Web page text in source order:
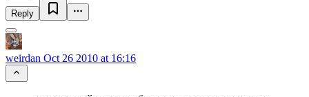
Reply
weirdan Oct 26 2010 at 16:16